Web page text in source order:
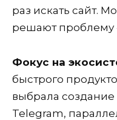
раз искать сайт.
решают проблему
Фокус на
быстрого
выбрала создание
Telegram,